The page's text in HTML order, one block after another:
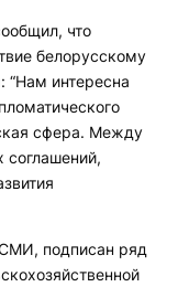
что
белорусскому
“Нам интересна
сфера. Между
соглашений,
подписан ряд